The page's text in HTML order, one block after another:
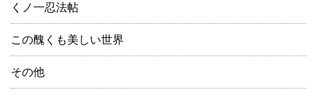
くノ一忍法帖
この醜くも美しい世界
その他